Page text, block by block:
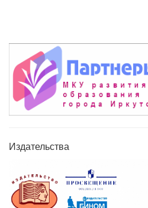
Издательства